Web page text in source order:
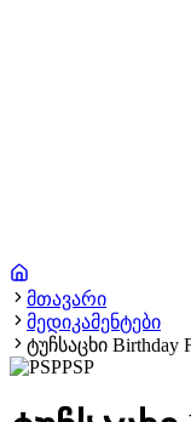
მთავარი
მედიკამენტები
ტუჩსაცხი Birthday
PSP